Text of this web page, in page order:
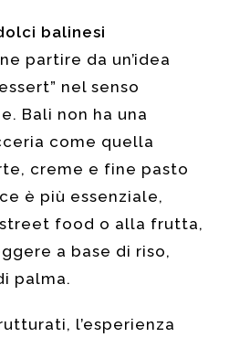
balinesi
partire da un’idea
nel senso
Bali non ha una
come quella
creme e fine pasto
è più essenziale,
food o alla frutta,
a base di riso,
palma.
l’esperienza